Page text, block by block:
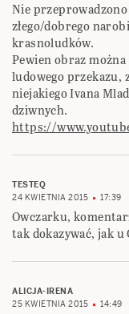
Nie przeprowadzono
złego/dobrego
krasnoludków.
Pewien obraz
ludowego przekazu,
niejakiego Ivana
dziwnych.
https://
TESTEQ
24 KWIETNIA 2015
17:39
Owczarku,
tak dokazywać, jak
ALICJA-IRENA
25 KWIETNIA 2015
14:49